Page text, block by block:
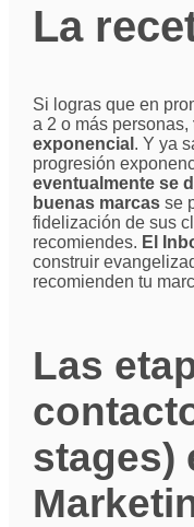
La
Si logras que en
a 2 o más personas,
exponencial . Y ya
progresión
eventualmente se
buenas marcasse
fidelización de sus
recomiendes. El
construir
recomienden tu
Las
stages)